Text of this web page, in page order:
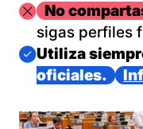
Imagen
No
sigas perfiles
Imagen
Utiliza
oficiales.